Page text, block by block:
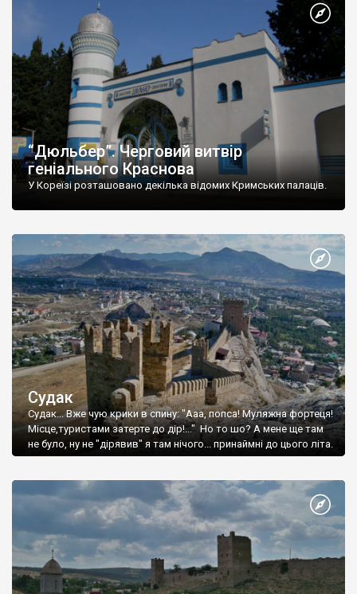
“Дюльбер”. Черговий витвір
геніального Краснова
У Кореїзі розташовано декілька відомих Кримських палаців.
Судак
Судак... Вже чую крики в спину: "Ааа, попса! Муляжна фортеця!
Місце,туристами затерте до дір!..." Но то шо? А мене ще там
не було, ну не "дірявив" я там нічого... принаймні до цього літа.